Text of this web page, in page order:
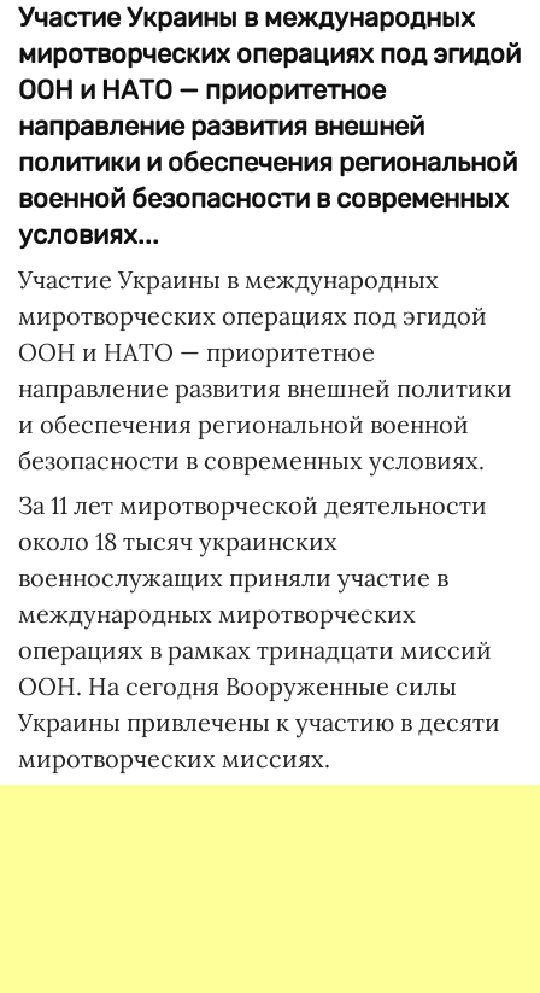
Участие Украины в международных
миротворческих операциях под эгидой
ООН и НАТО — приоритетное
направление развития внешней
политики и обеспечения региональной
военной безопасности в современных
условиях...
Участие Украины в международных
миротворческих операциях под эгидой
ООН и НАТО — приоритетное
направление развития внешней политики
и обеспечения региональной военной
безопасности в современных условиях.
За 11 лет миротворческой деятельности
около 18 тысяч украинских
военнослужащих приняли участие в
международных миротворческих
операциях в рамках тринадцати миссий
ООН. На сегодня Вооруженные силы
Украины привлечены к участию в десяти
миротворческих миссиях.